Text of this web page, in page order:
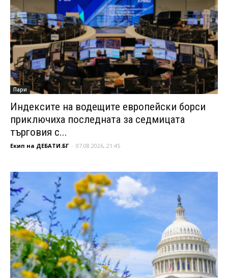
Пари
Индексите на водещите европейски борси
приключиха последната за седмицата
търговия с...
Екип на ДЕБАТИ.БГ - 07.08.2026, 21:45